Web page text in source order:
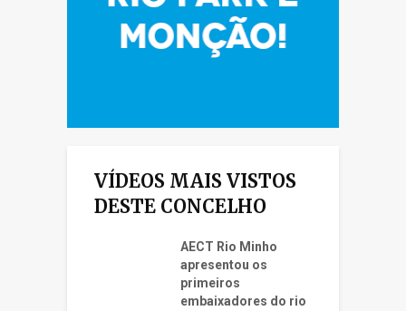
VÍDEOS MAIS VISTOS
DESTE CONCELHO
AECT Rio Minho
apresentou os
primeiros
embaixadores do rio